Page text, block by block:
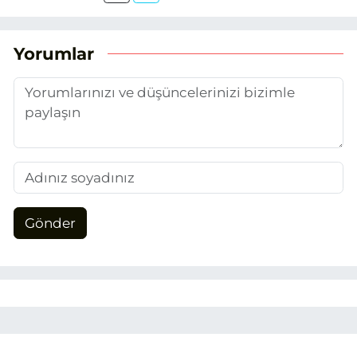
temel alıyorum.
Yorumlar
Gönder